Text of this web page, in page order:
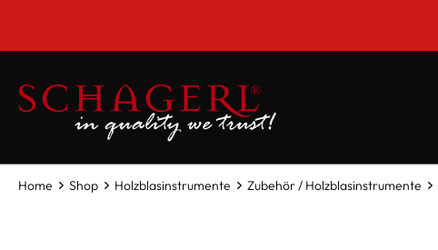
Home Shop Holzblasinstrumente Zubehör / Holzblasinstrumente